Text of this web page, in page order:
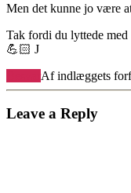
Men det kunne jo være
Tak fordi du lyttede med
💪🏻 J
Af indlæggets
Leave a Reply